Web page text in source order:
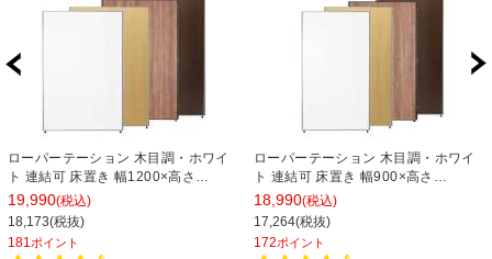
ローパーテーション 木目調・ホワイ
ト 連結可 床置き 幅1200×高さ
1800mm パーティション 衝立 間仕切
り オフィス 目隠し
19,990(税込)
18,173(税抜)
181 ポイント
ローパーテーション 木目調・ホワイ
ト 連結可 床置き 幅900×高さ
1800mm パーティション 衝立 間仕切
り オフィス 目隠し
18,990(税込)
17,264(税抜)
172ポイント